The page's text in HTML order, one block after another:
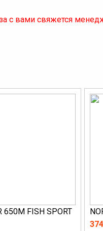
с вами свяжется
650M FISH SPORT